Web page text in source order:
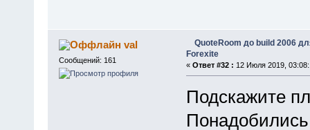
val
Сообщений: 161
QuoteRoom до build 2006
Forexite
« Ответ #32 : 12 Июля 2019,
Подскажите